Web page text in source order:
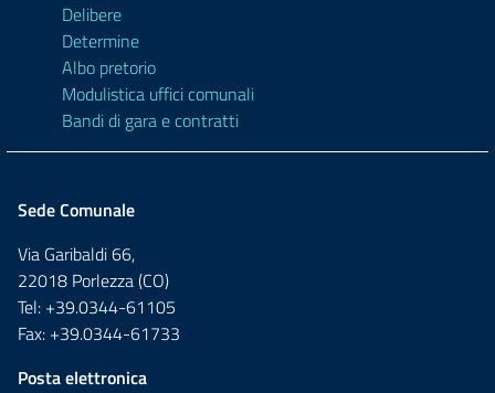
Delibere
Determine
Albo pretorio
Modulistica uffici comunali
Bandi di gara e contratti
Sede Comunale
Via Garibaldi 66,
22018 Porlezza (CO)
Tel: +39.0344-61105
Fax: +39.0344-61733
Posta elettronica